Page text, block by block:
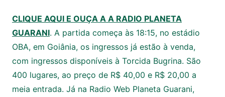
CLIQUE AQUI E OUÇA A A RADIO PLANETA
GUARANI. A partida começa às 18:15, no estádio
OBA, em Goiânia, os ingressos já estão à venda,
com ingressos disponíveis à Torcida Bugrina. São
400 lugares, ao preço de R$ 40,00 e R$ 20,00 a
meia entrada. Já na Radio Web Planeta Guarani,